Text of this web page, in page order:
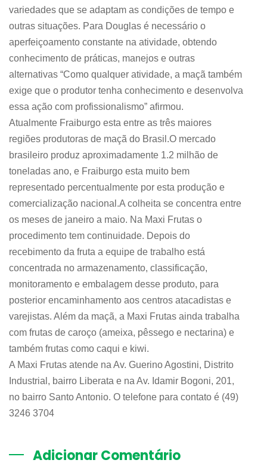
variedades que se adaptam as condições de tempo e
outras situações. Para Douglas é necessário o
aperfeiçoamento constante na atividade, obtendo
conhecimento de práticas, manejos e outras
alternativas “Como qualquer atividade, a maçã também
exige que o produtor tenha conhecimento e desenvolva
essa ação com profissionalismo” afirmou.
Atualmente Fraiburgo esta entre as três maiores
regiões produtoras de maçã do Brasil.O mercado
brasileiro produz aproximadamente 1.2 milhão de
toneladas ano, e Fraiburgo esta muito bem
representado percentualmente por esta produção e
comercialização nacional.A colheita se concentra entre
os meses de janeiro a maio. Na Maxi Frutas o
procedimento tem continuidade. Depois do
recebimento da fruta a equipe de trabalho está
concentrada no armazenamento, classificação,
monitoramento e embalagem desse produto, para
posterior encaminhamento aos centros atacadistas e
varejistas. Além da maçã, a Maxi Frutas ainda trabalha
com frutas de caroço (ameixa, pêssego e nectarina) e
também frutas como caqui e kiwi.
A Maxi Frutas atende na Av. Guerino Agostini, Distrito
Industrial, bairro Liberata e na Av. Idamir Bogoni, 201,
no bairro Santo Antonio. O telefone para contato é (49)
3246 3704
Adicionar Comentário